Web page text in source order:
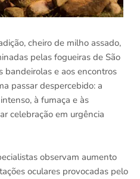
cheiro de milho assado,
pelas fogueiras de São
bandeirolas e aos encontros
passar despercebido: a
à fumaça e às
celebração em urgência
observam aumento
oculares provocadas pelo